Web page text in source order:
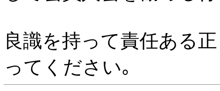
良識を持って責任ある
ってください｡